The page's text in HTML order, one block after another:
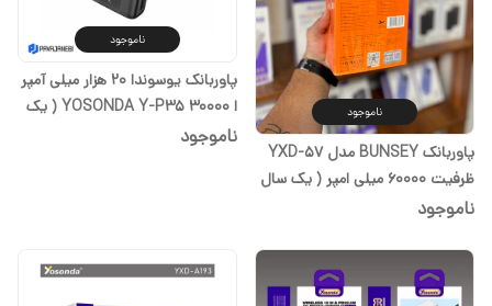
ناموجود
پاوربانک BUNSEY مدل YXD-57
ظرفیت 60000 میلی امپر ( یک سال
گارانتی)
ناموجود
ناموجود
پاوربانک یوسوندا 20 هزار میلی آمپر
ا YOSONDA Y-P35 30000 ( یک
سال گارانتی)
ناموجود